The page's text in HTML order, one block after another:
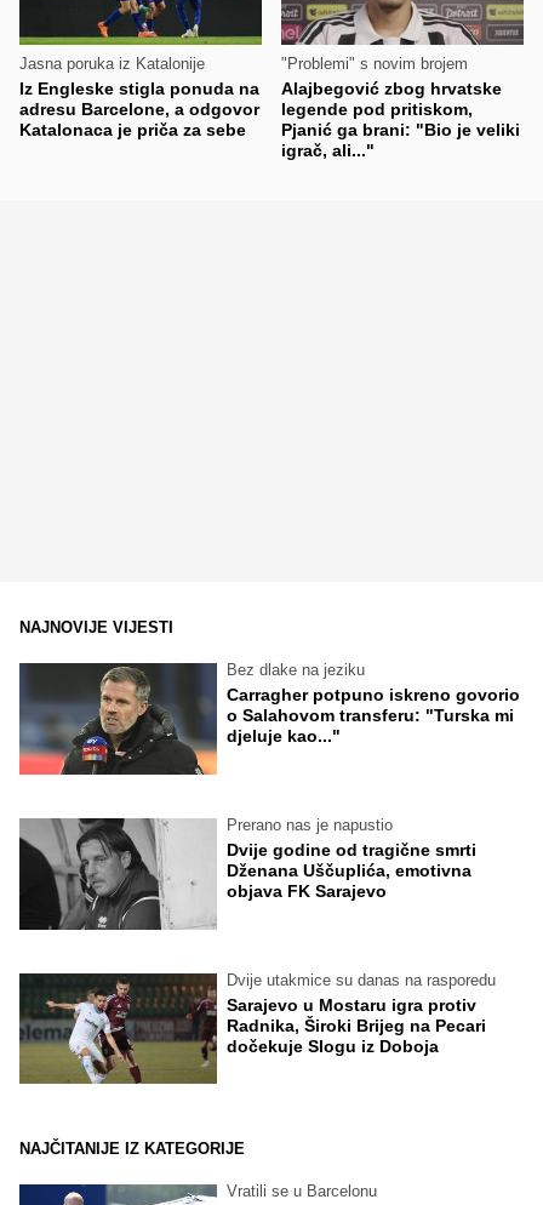
Jasna poruka iz Katalonije
Iz Engleske stigla ponuda na
adresu Barcelone, a odgovor
Katalonaca je priča za sebe
"Problemi" s novim brojem
Alajbegović zbog hrvatske
legende pod pritiskom,
Pjanić ga brani: "Bio je veliki
igrač, ali..."
NAJNOVIJE VIJESTI
Bez dlake na jeziku
Carragher potpuno iskreno govorio
o Salahovom transferu: "Turska mi
djeluje kao..."
Prerano nas je napustio
Dvije godine od tragične smrti
Dženana Uščuplića, emotivna
objava FK Sarajevo
Dvije utakmice su danas na rasporedu
Sarajevo u Mostaru igra protiv
Radnika, Široki Brijeg na Pecari
dočekuje Slogu iz Doboja
NAJČITANIJE IZ KATEGORIJE
Vratili se u Barcelonu